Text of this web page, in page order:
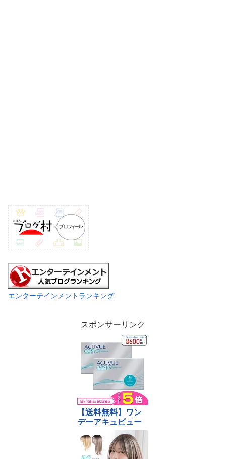
エンターテインメントランキング
スポンサーリンク